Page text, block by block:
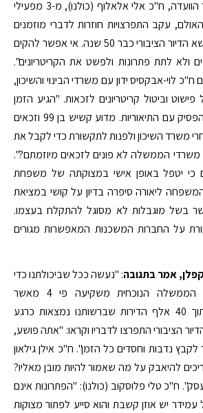
במהלך הדיון ביקש יו"ר הוועדה, ח"כ אלי אלאלוף (כולנו), מ-3 מפעילי
עקב התפרצויות חוזרות לדברי מוזמנים
אחרים. "אני מטפל בנושא הדיור הציבורי כבר 50 שנה. אי אפשר להקים
ולא לתת פתרונות ולפשט את הקריטריונים".
לוי-אבקסיס ידון עם משרדי הבינוי והשיכון,
וביטול קריטריונים לזכאות. "הגיע הזמן
לשנות את המציאות ולהפסיק עם התיאוריות. מדוע קשיש בן 99 וזכאים
משרד השיכון ולפנות לתקשורת כדי לקבל את
הממשלה לא פונים לזכאים מיוזמתם?".
כי יטפל באופן אישי במצוקתה של משפחת
ליאורה סיפרה בדיון על קושי במציאת
בשל מוגבלות לא מסוגל להתקלח בעצמו.
על החברות המשכנות המאפשרות מגורים
אמר בתגובה: "נעשה ככל שביכולתנו כדי
למצמם את הפערים. הממשלה הנוכחית משקיעה פי 4 מאשר
קודמותיה; 15 אלף מתוך 40 אלף הדירות שברשותנו נמצאות כרגע
הציבורי התפרצו לדבריו וקראו: "אתה פושע,
נדבות וחסדים כל הזמן". ח"כ אילן גילאון
להיאבק על מה שאמור להיות מובן מאליו?
ח"כ טלי פלוסקוב (כולנו): "הפתרונות אינם
יש אוזן קשבת והוא סייע לפתור מצוקות